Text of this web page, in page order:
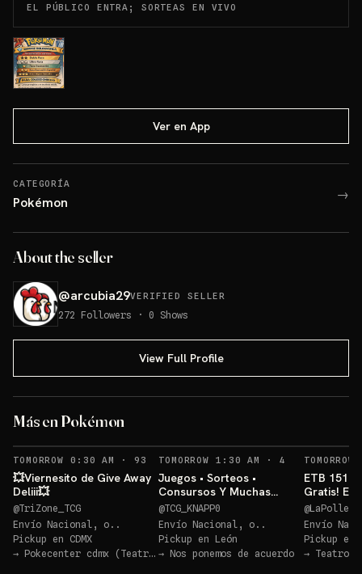
EL PÚBLICO ENTRA; SORTEAS EN VIVO
Ver en App
CATEGORÍA
Pokémon →
About the seller
@arcubia29VERIFIED SELLER
272 Followers · 0 Shows
View Full Profile
Más en Pokémon
TOMORROW 0:30 AM · 93 RECORDATORIOS
💥Viernesito de Give Away
Deliii💥
@TriZone_TCG
Envío Nacional, o..
Pickup en CDMX
→ Pokecenter cdmx (Teatro Blanquita)
TOMORROW 1:30 AM · 4
Juegos • Sorteos •
Consursos Y Muchas
Cosas Mas POKEMON TCG
@TCG_KNAPP0
Envío Nacional, o..
Pickup en León
→ Nos ponemos de acuerdo
ETB 151
Gratis!
@
Envío
Pickup en
→ Teatro